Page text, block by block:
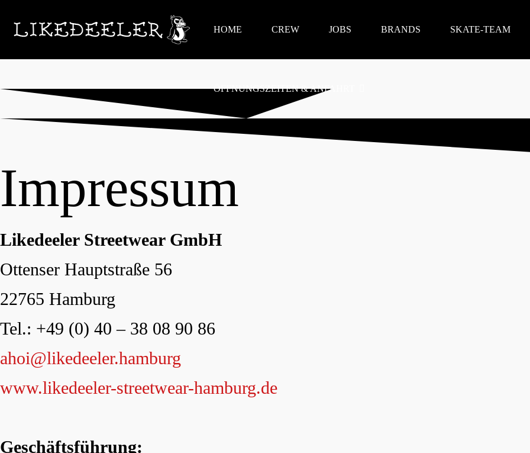
HOME CREW JOBS BRANDS SKATE-TEAM
ÖFFNUNGSZEITEN & ANFAHRT
Impressum
Likedeeler Streetwear GmbH
Ottenser Hauptstraße 56
22765 Hamburg
Tel.: +49 (0) 40 – 38 08 90 86
ahoi@likedeeler.hamburg
www.likedeeler-streetwear-hamburg.de
Geschäftsführung: